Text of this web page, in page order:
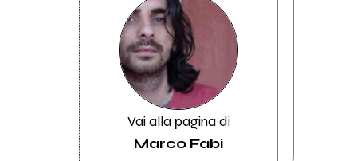
Vai alla pagina di
Marco Fabi